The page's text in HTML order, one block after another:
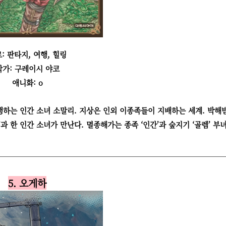
: 판타지, 여행, 힐링
가: 구레이시 야코
애니화: o
는 인간 소녀 소말리. 지상은 인외 이종족들이 지배하는 세계. 박해
한 인간 소녀가 만난다. 멸종해가는 종족 ‘인간’과 숲지기 ‘골렘’ 부
5. 오게하